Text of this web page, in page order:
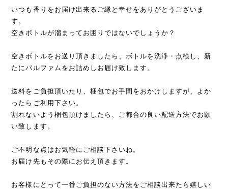
いつも香りをお届け出来るご縁と幸せをありがとうございま
す。
空きボトルが溜まってお困りではないでしょうか？
空きボトルをお送り頂きましたら、ボトルを洗浄・点検し、新
たにパルファムをお詰めしお届け致します。
送料をご負担頂いたり、梱包でお手間をおかけしますが、よか
ったらご利用下さい。
割れないよう梱包頂けましたら、ご都合の良い配送方法でお願
い致します。
ご不明な点はお気軽にご相談下さいね。
お届け先もその際にお伝え頂きます。
お客様にとって一番ご負担のない方法をご相談出来たら嬉しい